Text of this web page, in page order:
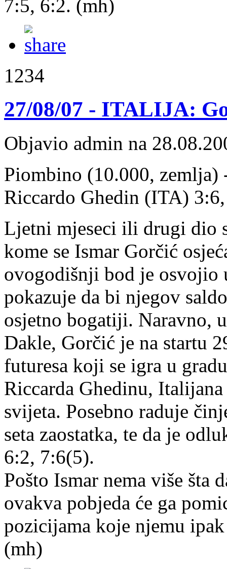
7:5, 6:2. (mh)
1234
27/08/07 - ITALIJA:
Objavio admin na
Piombino (10.000,
Riccardo Ghedin (ITA)
Ljetni mjeseci ili drugi dio
kome se Ismar Gorčić
ovogodišnji bod je osvojio
pokazuje da bi njegov
osjetno bogatiji. Naravno,
Dakle, Gorčić je na startu
futuresa koji se igra u
Riccarda Ghedinu,
svijeta. Posebno raduje
seta zaostatka, te da je
6:2, 7:6(5).
Pošto Ismar nema više šta
ovakva pobjeda će ga
pozicijama koje njemu
(mh)